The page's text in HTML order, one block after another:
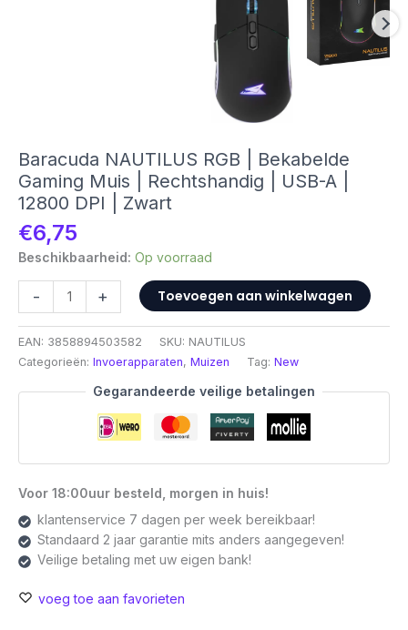
Baracuda NAUTILUS RGB | Bekabelde
Gaming Muis | Rechtshandig | USB-A |
12800 DPI | Zwart
€6,75
Beschikbaarheid: Op voorraad
-
Baracuda
NAUTILUS
RGB
|
Bekabelde
Gaming
|
USB-
|
12800
DPI
|
+ Toevoegen aan winkelwagen
EAN: 3858894503582 SKU: NAUTILUS
Categorieën: Invoerapparaten, Muizen Tag: New
Gegarandeerde veilige betalingen
Voor 18:00uur besteld, morgen in huis!
klantenservice 7 dagen per week bereikbaar!
Standaard 2 jaar garantie mits anders aangegeven!
Veilige betaling met uw eigen bank!
voeg toe aan favorieten